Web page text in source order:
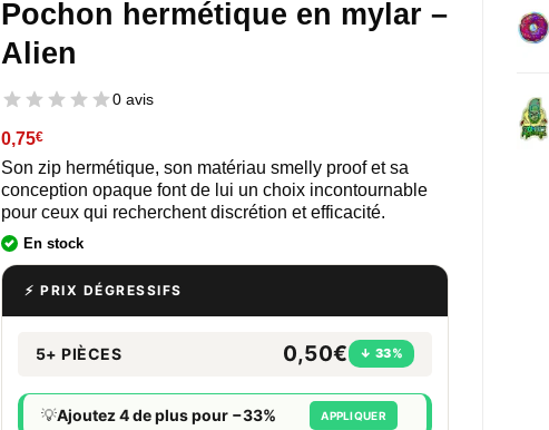
Pochon hermétique en mylar –
Alien
0 avis
0,75€
Son zip hermétique, son matériau smelly proof et sa
conception opaque font de lui un choix incontournable
pour ceux qui recherchent discrétion et efficacité.
En stock
⚡ PRIX DÉGRESSIFS
5+ PIÈCES 0,50€ ↓ 33%
💡Ajoutez 4 de plus pour −33% APPLIQUER